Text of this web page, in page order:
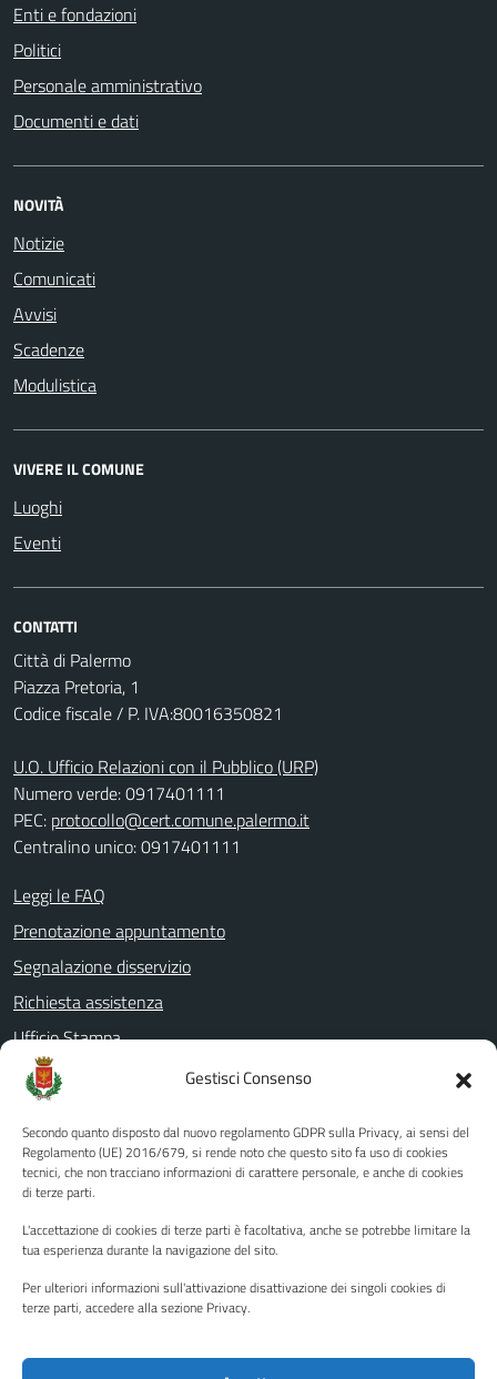
Gestisci Consenso
Secondo quanto disposto dal nuovo regolamento GDPR sulla Privacy, ai sensi del
Regolamento (UE) 2016/679, si rende noto che questo sito fa uso di cookies
tecnici, che non tracciano informazioni di carattere personale, e anche di cookies
di terze parti.
L'accettazione di cookies di terze parti è facoltativa, anche se potrebbe limitare la
tua esperienza durante la navigazione del sito.
Per ulteriori informazioni sull'attivazione disattivazione dei singoli cookies di
terze parti, accedere alla sezione Privacy.
Enti e fondazioni
Politici
Personale amministrativo
Documenti e dati
NOVITÀ
Notizie
Comunicati
Avvisi
Scadenze
Modulistica
VIVERE IL COMUNE
Luoghi
Eventi
CONTATTI
Città di Palermo
Piazza Pretoria, 1
Codice fiscale / P. IVA:80016350821
U.O. Ufficio Relazioni con il Pubblico (URP)
Numero verde: 0917401111
PEC: protocollo@cert.comune.palermo.it
Centralino unico: 0917401111
Leggi le FAQ
Prenotazione appuntamento
Segnalazione disservizio
Richiesta assistenza
Ufficio Stampa
Amministrazione Trasparente
Albo pretorio
Informativa privacy
Note legali
Piano di miglioramento del sito